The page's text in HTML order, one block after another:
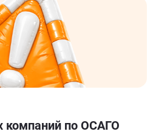
компаний по ОСАГО